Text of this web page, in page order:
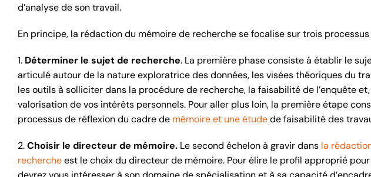
d’analyse de son travail.
En principe, la rédaction du mémoire de recherche se focalise sur trois
1. Déterminer le sujet de recherche. La première phase consiste à établir le
articulé autour de la nature exploratrice des données, les visées théoriques du
les outils à solliciter dans la procédure de recherche, la faisabilité de l’enquête
valorisation de vos intérêts personnels. Pour aller plus loin, la première étape
processus de réflexion du cadre de mémoire et une étudede faisabilité des
2.Choisir le directeur de mémoire.Le second échelon à gravir dans la
rechercheest le choix du directeur de mémoire. Pour élire le profil approprié